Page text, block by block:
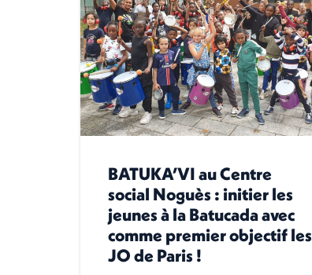
BATUKA’VI au Centre
social Noguès : initier les
jeunes à la Batucada avec
comme premier objectif les
JO de Paris !